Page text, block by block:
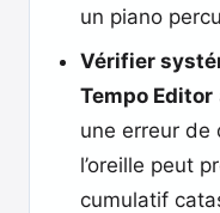
un piano
Vérifier
Tempo Editor
une erreur de
l’oreille peut
cumulatif